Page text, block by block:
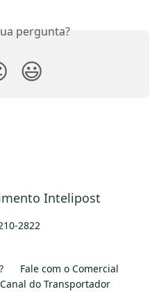
pergunta?
😃
2822
Fale com o Comercial
Canal do Transportador